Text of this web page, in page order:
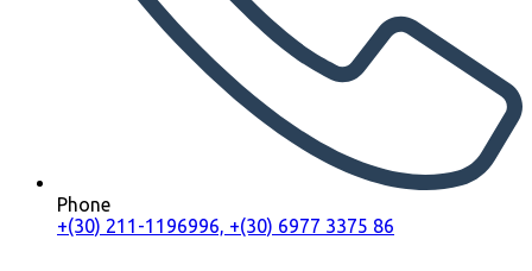
Phone
+(30) 211-1196996, +(30) 6977 3375 86